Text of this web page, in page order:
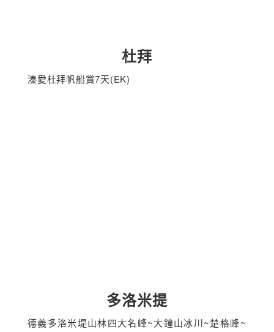
杜拜
溱愛杜拜帆船賞7天(EK)
多洛米提
德義多洛米堤山林四大名峰~大鐘山冰川~楚格峰~